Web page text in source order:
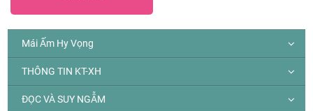
Mái Ấm Hy Vọng
THÔNG TIN KT-XH
ĐỌC VÀ SUY NGẪM